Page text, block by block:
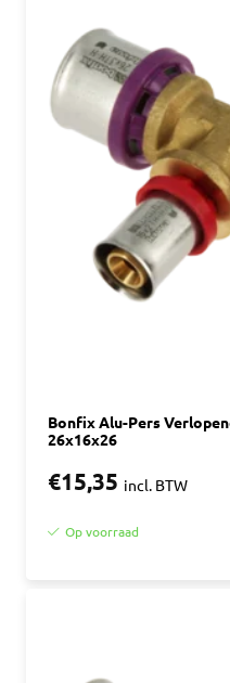
Bonfix Alu-Pers
26x16x26
€15,35 incl. BTW
Op voorraad